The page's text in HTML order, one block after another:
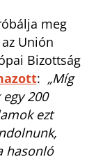
meg
Unión
Bizottság
: „Míg
200
ezt
hasonló